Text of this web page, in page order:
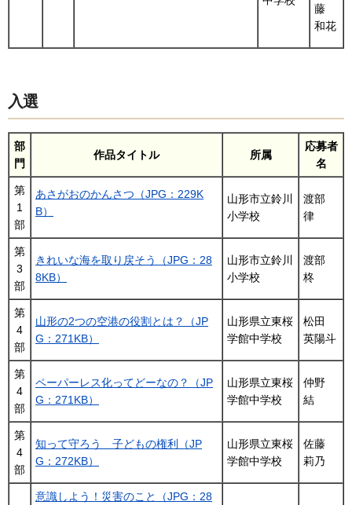
藤
和花
入選
部
門
作品タイトル 所属
応募者
名
第
1
部
あさがおのかんさつ（JPG：229K
B）
山形市立鈴川
小学校
渡部
律
第
3
部
きれいな海を取り戻そう（JPG：28
8KB）
山形市立鈴川
小学校
渡部
柊
第
4
部
山形の2つの空港の役割とは？（JP
G：271KB）
山形県立東桜
学館中学校
松田
英陽斗
第
4
部
ペーパーレス化ってどーなの？（JP
G：271KB）
山形県立東桜
学館中学校
仲野
結
第
4
部
知って守ろう 子どもの権利（JP
G：272KB）
山形県立東桜
学館中学校
佐藤
莉乃
意識しよう！災害のこと（JPG：28